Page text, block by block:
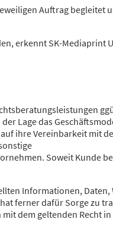
Auftrag begleitet
erkennt SK-Mediaprint
Lage das
ihre Vereinbarkeit mit
Soweit Kunde
Informationen, Daten,
ferner dafür Sorge zu
dem geltenden Recht